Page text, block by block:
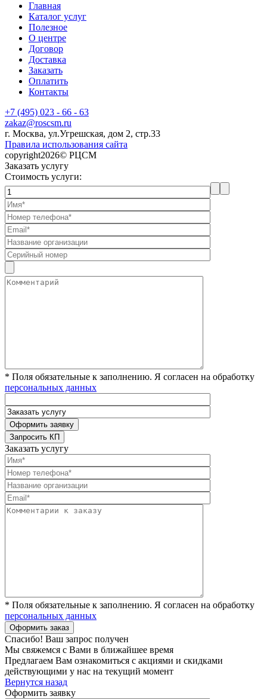
Главная
Каталог услуг
Полезное
О центре
Договор
Доставка
Заказать
Оплатить
Контакты
+7 (495) 023 - 66 - 63
zakaz@roscsm.ru
г. Москва, ул.Угрешская, дом 2, стр.33
Правила использования сайта
copyright2026© РЦСМ
Заказать услугу
Стоимость услуги:
* Поля обязательные к заполнению. Я согласен на обработку
персональных данных
Заказать услугу
* Поля обязательные к заполнению. Я согласен на обработку
персональных данных
Спасибо! Ваш запрос получен
Мы свяжемся с Вами в ближайшее время
Предлагаем Вам ознакомиться с акциями и скидками
действующими у нас на текущий момент
Вернутся назад
Оформить заявку